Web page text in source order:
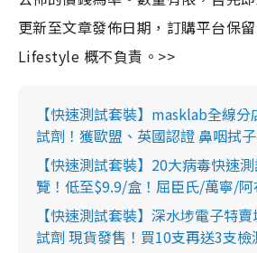
更新至文章發佈日期，訂購平台保
Lifestyle 概不負責。>>
【快速測試套裝】masklab全線
試劑！獲歐盟、英國認證 鼻咽拭
【快速測試套裝】20大病毒快速
覽！低至$9.9/盒！屈臣氏/萬寧/
【快速測試套裝】深水埗電子特
試劑 現貨發售！買10支再送3支檢